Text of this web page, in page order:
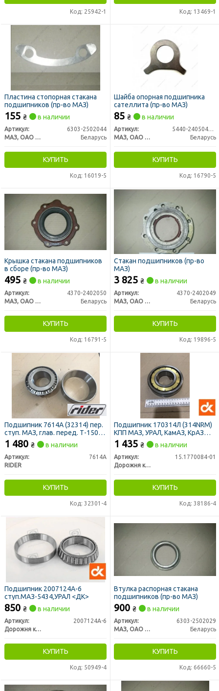
Код: 25942-1 Код: 13469-1
Пластина стопорная стакана
подшипников (пр-во МАЗ)
155 ₴ в наличии
Артикул:
6303-2502044
МАЗ, ОАО «Минский автомобильный завод»
Беларусь
КУПИТЬ
Код: 16019-5
Шайба опорная подшипника
сателлита (пр-во МАЗ)
85 ₴ в наличии
Артикул:
5440-2405049-010
МАЗ, ОАО «Минский автомобильный завод»
Беларусь
КУПИТЬ
Код: 16790-5
Крышка стакана подшипников
в сборе (пр-во МАЗ)
495 ₴ в наличии
Артикул:
4370-2402050
МАЗ, ОАО «Минский автомобильный завод»
Беларусь
КУПИТЬ
Код: 16791-5
Стакан подшипников (пр-во
МАЗ)
3 825 ₴ в наличии
Артикул:
4370-2402049
МАЗ, ОАО «Минский автомобильный завод»
Беларусь
КУПИТЬ
Код: 19896-5
Подшипник 7614А (32314) пер.
ступ. МАЗ, глав. перед. Т-150
(RIDER)
1 480 ₴ в наличии
Артикул:
7614А
RIDER
КУПИТЬ
Код: 32301-4
Подшипник 170314Л (314NRM)
КПП МАЗ, УРАЛ, КамАЗ, КрАЗ
(ДК)
1 435 ₴ в наличии
Артикул:
15.1770084-01
Дорожня карта
КУПИТЬ
Код: 38186-4
Подшипник 2007124А-6
ступ.МАЗ-5434,УРАЛ <ДК>
850 ₴ в наличии
Артикул:
2007124А-6
Дорожня карта
КУПИТЬ
Код: 50949-4
Втулка распорная стакана
подшипников (пр-во МАЗ)
900 ₴ в наличии
Артикул:
6303-2502029
МАЗ, ОАО «Минский автомобильный завод»
Беларусь
КУПИТЬ
Код: 66660-5